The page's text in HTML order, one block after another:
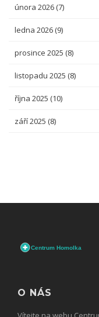
února 2026 (7)
ledna 2026 (9)
prosince 2025 (8)
listopadu 2025 (8)
října 2025 (10)
září 2025 (8)
O NÁS